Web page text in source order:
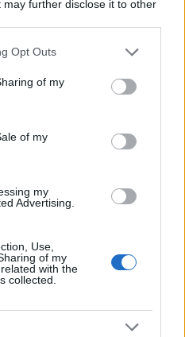
may further disclose it to other
uses one or more Google
behaviour. You may click to
and its third-party tags to
purposes in below Google
Opt Outs
of my
of my
my
Advertising.
Use,
of my
with the
collected.
csavar súlyos törések,
gyógyulásnál sokat
eseteknél